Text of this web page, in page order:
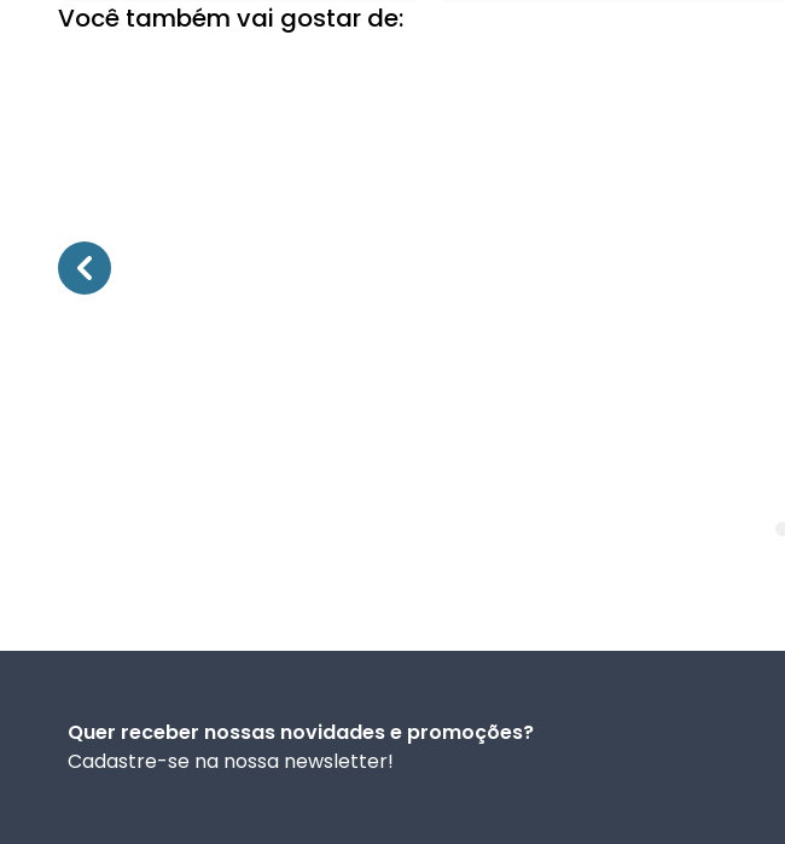
Você também vai gostar de:
Quer receber nossas novidades e promoções?
Cadastre-se na nossa newsletter!